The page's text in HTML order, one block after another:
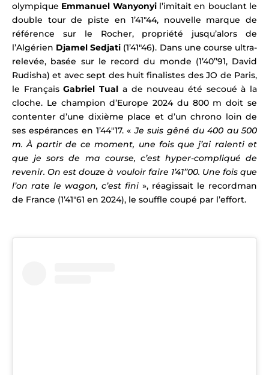
olympique Emmanuel Wanyonyil’imitait en bouclant le
double tour de piste en 1’41″44, nouvelle marque de
référence sur le Rocher, propriété jusqu’alors de
l’Algérien Djamel Sedjati (1’41″46). Dans une course ultra-
relevée, basée sur le record du monde (1’40’’91, David
Rudisha) et avec sept des huit finalistes des JO de Paris,
le FrançaisGabriel Tual a de nouveau été secoué à la
cloche. Le champion d’Europe 2024 du 800 m doit se
contenter d’une dixième place et d’un chrono loin de
ses espérances en 1’44″17. «Je suis gêné du 400 au 500
m. À partir de ce moment, une fois que j’ai ralenti et
que je sors de ma course, c’est hyper-compliqué de
revenir. On est douze à vouloir faire 1’41’’00. Une fois que
l’on rate le wagon, c’est fini », réagissait le recordman
de France (1’41″61 en 2024), le souffle coupé par l’effort.